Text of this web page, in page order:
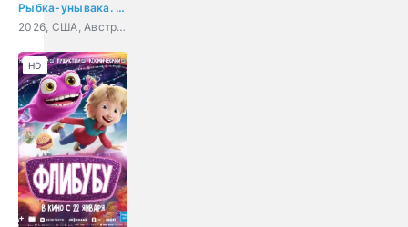
Рыбка-унывака. Подводное приключение
2026, США, Австралия, мультфильм, фэнтези, комедия, приключения, семейный
HD